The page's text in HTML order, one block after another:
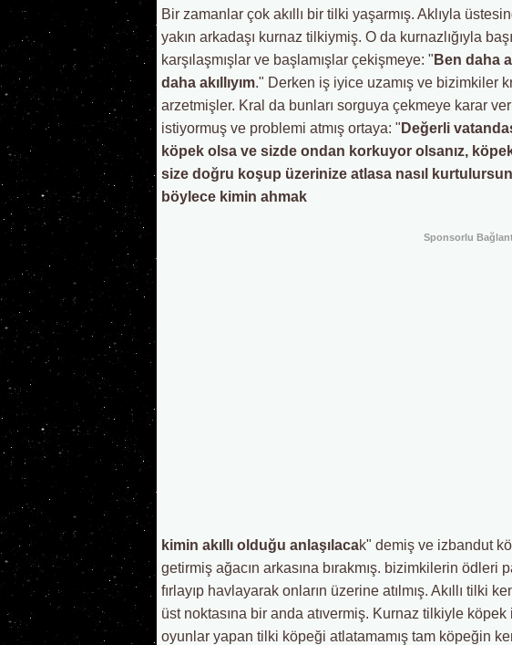
Bir zamanlar çok akıllı bir tilki yaşarmış. Aklıyla
yakın arkadaşı kurnaz tilkiymiş. O da kurnazlığıyla
karşılaşmışlar ve başlamışlar çekişmeye: " Ben daha
daha akıllıyım." Derken iş iyice uzamış ve bizimkiler
arzetmişler. Kral da bunları sorguya çekmeye karar
istiyormuş ve problemi atmış ortaya: " Değerli
köpek olsa ve sizde ondan korkuyor olsanız,
size doğru koşup üzerinize atlasa nasıl
böylece kimin ahmak
Sponsorlu
kimin akıllı olduğu anlaşılacak" demiş ve izbandut
getirmiş ağacın arkasına bırakmış. bizimkilerin ödleri
fırlayıp havlayarak onların üzerine atılmış. Akıllı tilki
üst noktasına bir anda atıvermiş. Kurnaz tilkiyle
oyunlar yapan tilki köpeği atlatamamış tam köpeğin